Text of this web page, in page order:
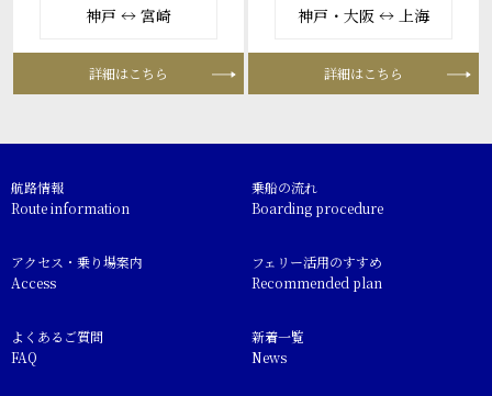
神戸 ↔ 宮崎
詳細はこちら
神戸・大阪 ↔ 上海
詳細はこちら
航路情報
Route information
乗船の流れ
Boarding procedure
アクセス・乗り場案内
Access
フェリー活用のすすめ
Recommended plan
よくあるご質問
FAQ
新着一覧
News